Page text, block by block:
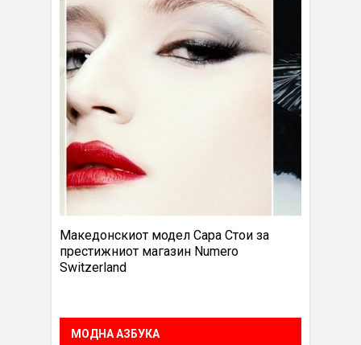
Македонскиот модел Сара Стои за
престижниот магазин Numero
Switzerland
МОДНА АЗБУКА